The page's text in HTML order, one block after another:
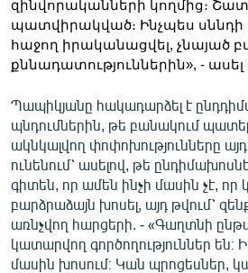
զինվորականների կողմից։ Շատ
պատվիրակված։ Ինչպես
հաջող իրականացվել, չնայած
քննադատություններին», -
Պապիկյանը հակադարձել է
պնդումներին, թե բանակում
ակնկալվող փոփոխությունները
ունենում՝ ասելով, թե
գիտեն, որ ամեն ինչի մասին չէ, որ
բարձրաձայն խոսել, այդ թվում՝
առնչվող հարցերի. - «Գաղտնի
կատարվող գործողություններ են։
մասին խոսում։ Կան պրոցեսներ,